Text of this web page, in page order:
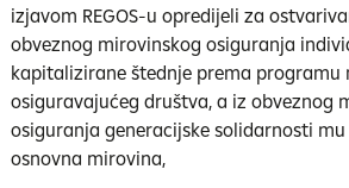
izjavom REGOS-u opredijeli za
obveznog mirovinskog osiguranja
kapitalizirane štednje prema programu
osiguravajućeg društva, a iz obveznog
osiguranja generacijske solidarnosti mu
osnovna mirovina,